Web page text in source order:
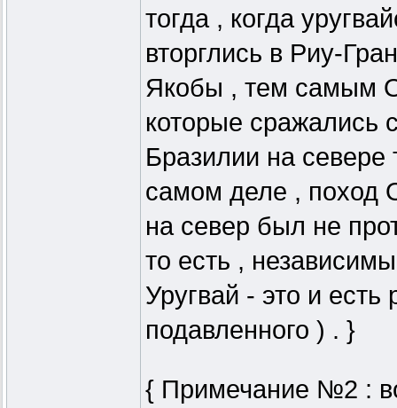
тогда , когда
вторглись в Риу-
Якобы , тем самым
которые сражались
Бразилии на
самом деле , поход
на север был не
то есть ,
Уругвай - это и есть
подавленного ) . }
{ Примечание №2 :